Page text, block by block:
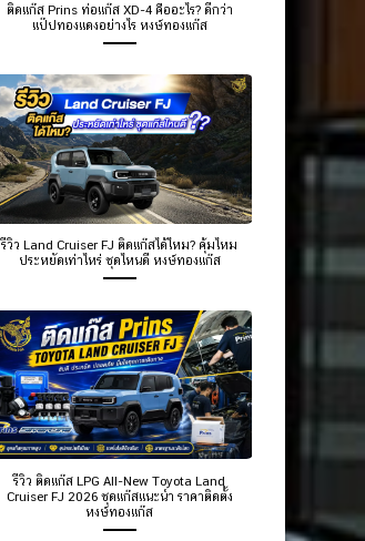
ติดแก๊ส Prins ท่อแก๊ส XD-4 คืออะไร? ดีกว่า
แป๊ปทองแดงอย่างไร หงษ์ทองแก๊ส
รีวิว Land Cruiser FJ ติดแก๊สได้ไหม? คุ้มไหม
ประหยัดเท่าไหร่ ชุดไหนดี หงษ์ทองแก๊ส
รีวิว ติดแก๊ส LPG All-New Toyota Land
Cruiser FJ 2026 ชุดแก๊สแนะนำ ราคาติดตั้ง
หงษ์ทองแก๊ส